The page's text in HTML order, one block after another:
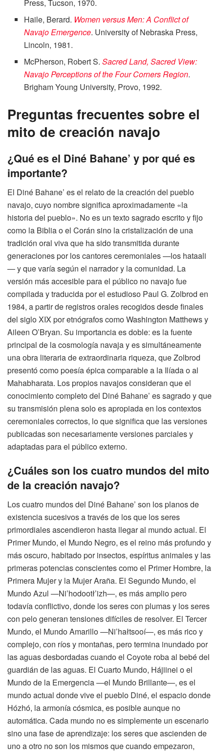
Press, Tucson, 1970.
Haile, Berard. Women versus Men: A Conflict of
Navajo Emergence. University of Nebraska Press,
Lincoln, 1981.
McPherson, Robert S.Sacred Land, Sacred View:
Navajo Perceptions of the Four Corners Region.
Brigham Young University, Provo, 1992.
Preguntas frecuentes sobre el
mito de creación navajo
¿Qué es el Diné Bahane’ y por qué es
importante?
El Diné Bahane’ es el relato de la creación del pueblo
navajo, cuyo nombre significa aproximadamente «la
historia del pueblo». No es un texto sagrado escrito y fijo
como la Biblia o el Corán sino la cristalización de una
tradición oral viva que ha sido transmitida durante
generaciones por los cantores ceremoniales —los hataali
— y que varía según el narrador y la comunidad. La
versión más accesible para el público no navajo fue
compilada y traducida por el estudioso Paul G. Zolbrod en
1984, a partir de registros orales recogidos desde finales
del siglo XIX por etnógrafos como Washington Matthews y
Aileen O’Bryan. Su importancia es doble: es la fuente
principal de la cosmología navaja y es simultáneamente
una obra literaria de extraordinaria riqueza, que Zolbrod
presentó como poesía épica comparable a la Ilíada o al
Mahabharata. Los propios navajos consideran que el
conocimiento completo del Diné Bahane’ es sagrado y que
su transmisión plena solo es apropiada en los contextos
ceremoniales correctos, lo que significa que las versiones
publicadas son necesariamente versiones parciales y
adaptadas para el público externo.
¿Cuáles son los cuatro mundos del mito
de la creación navajo?
Los cuatro mundos del Diné Bahane’ son los planos de
existencia sucesivos a través de los que los seres
primordiales ascendieron hasta llegar al mundo actual. El
Primer Mundo, el Mundo Negro, es el reino más profundo y
más oscuro, habitado por insectos, espíritus animales y las
primeras potencias conscientes como el Primer Hombre, la
Primera Mujer y la Mujer Araña. El Segundo Mundo, el
Mundo Azul —Ni’hodootł’izh—, es más amplio pero
todavía conflictivo, donde los seres con plumas y los seres
con pelo generan tensiones difíciles de resolver. El Tercer
Mundo, el Mundo Amarillo —Ni’hałtsooí—, es más rico y
complejo, con ríos y montañas, pero termina inundado por
las aguas desbordadas cuando el Coyote roba al bebé del
guardián de las aguas. El Cuarto Mundo, Hájiinei o el
Mundo de la Emergencia —el Mundo Brillante—, es el
mundo actual donde vive el pueblo Diné, el espacio donde
Hózhó, la armonía cósmica, es posible aunque no
automática. Cada mundo no es simplemente un escenario
sino una fase de aprendizaje: los seres que ascienden de
uno a otro no son los mismos que cuando empezaron,